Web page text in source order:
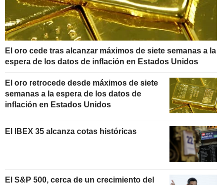
El oro cede tras alcanzar máximos de siete semanas a la
espera de los datos de inflación en Estados Unidos
El oro retrocede desde máximos de siete
semanas a la espera de los datos de
inflación en Estados Unidos
El IBEX 35 alcanza cotas históricas
El S&P 500, cerca de un crecimiento del